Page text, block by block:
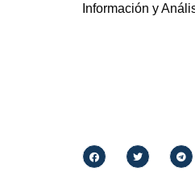
Información y